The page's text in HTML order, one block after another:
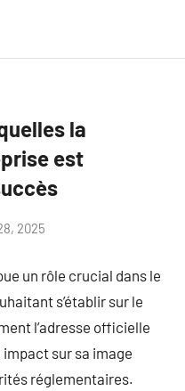
la
est
2025
un rôle crucial dans le
s’établir sur le
l’adresse officielle
impact sur sa image
réglementaires.